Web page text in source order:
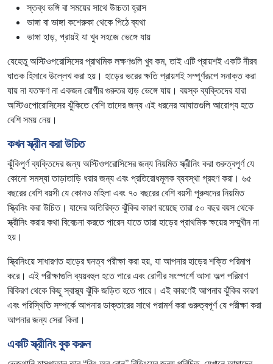
স্তব্ধ ভঙ্গি বা সময়ের সাথে উচ্চতা হ্রাস
ভাঙ্গা বা ভাঙ্গা কশেরুকা থেকে পিঠে ব্যথা
ভাঙ্গা হাড়, প্রায়ই যা খুব সহজে ভেঙ্গে যায়
যেহেতু অস্টিওপরোসিসের প্রাথমিক লক্ষণগুলি খুব কম, তাই এটি প্রায়শই একটি নীরব
ঘাতক হিসাবে উল্লেখ করা হয়। হাড়ের ভরের ক্ষতি প্রায়শই সম্পূর্ণরূপে সনাক্ত করা
যায় না যতক্ষণ না একজন রোগীর গুরুতর হাড় ভেঙ্গে যায়। বয়স্ক ব্যক্তিদের যারা
অস্টিওপোরোসিসের ঝুঁকিতে বেশি তাদের জন্য এই ধরনের আঘাতগুলি আরোগ্য হতে
বেশি সময় নেয়।
কখন স্ক্রীন করা উচিত
ঝুঁকিপূর্ণ ব্যক্তিদের জন্য অস্টিওপরোসিসের জন্য নিয়মিত স্ক্রীনিং করা গুরুত্বপূর্ণ যে
কোনো সমস্যা তাড়াতাড়ি ধরার জন্য এবং প্রতিরোধমূলক ব্যবস্থা গ্রহণ করা। ৬৫
বছরের বেশি বয়সী যে কোনও মহিলা এবং ৭০ বছরের বেশি বয়সী পুরুষদের নিয়মিত
স্ক্রিনিং করা উচিত। যাদের অতিরিক্ত ঝুঁকির কারণ রয়েছে তারা ৫০ বছর বয়স থেকে
স্ক্রীনিং করার কথা বিবেচনা করতে পারেন যাতে তারা হাড়ের প্রাথমিক ক্ষয়ের সম্মুখীন না
হয়।
স্ক্রিনিংয়ে সাধারণত হাড়ের ঘনত্ব পরীক্ষা করা হয়, যা আপনার হাড়ের শক্তি পরিমাপ
করে। এই পরীক্ষাগুলি ব্যয়বহুল হতে পারে এবং রোগীর সংস্পর্শে আসা অল্প পরিমাণ
বিকিরণ থেকে কিছু স্বাস্থ্য ঝুঁকি জড়িত হতে পারে। এই কারণেই আপনার ঝুঁকির কারণ
এবং পরিস্থিতি সম্পর্কে আপনার ডাক্তারের সাথে পরামর্শ করা গুরুত্বপূর্ণ যে পরীক্ষা করা
আপনার জন্য সেরা কিনা।
একটি স্ক্রীনিং বুক করুন